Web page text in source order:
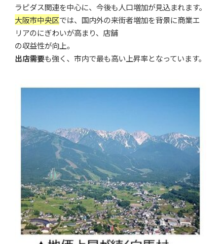
ラピダス関連を中心に、今後も人口増加が見込まれます。
大阪市中央区では、国内外の来街者増加を背景に商業エ
リアのにぎわいが高まり、店舗
の収益性が向上。
出店需要も強く、市内で最も高い上昇率となっています。